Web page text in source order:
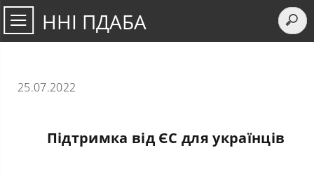
ННІ ПДАБА
25.07.2022
Підтримка від ЄС для українців